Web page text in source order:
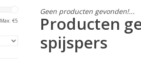
Max: €5
Geen producten gevonden!...
Producten
spijspers